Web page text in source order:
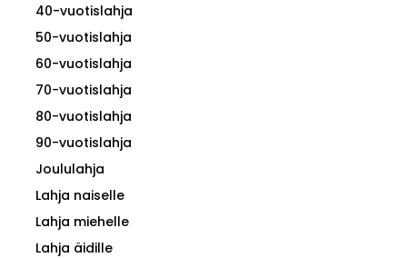
40-vuotislahja
50-vuotislahja
60-vuotislahja
70-vuotislahja
80-vuotislahja
90-vuotislahja
Joululahja
Lahja naiselle
Lahja miehelle
Lahja äidille